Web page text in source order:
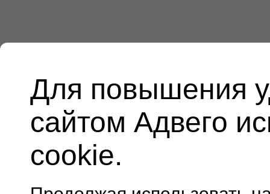
Для повышения
сайтом Адвего
cookie.